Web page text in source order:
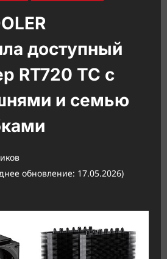
доступный
RT720 TC с
и семью
обновление: 17.05.2026)